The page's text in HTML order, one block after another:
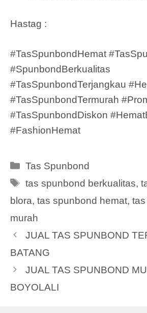
Hastag :
#TasSpunbondHemat
#SpunbondBerkualitas
#TasSpunbondTerjangkau
#TasSpunbondTermurah
#TasSpunbondDiskon
#FashionHemat
Categories
Tas Spunbond
Tags
tas spunbond berkualitas,
blora, tas spunbond hemat,
murah
JUAL TAS SPUNBOND
BATANG
JUAL TAS SPUNBOND
BOYOLALI